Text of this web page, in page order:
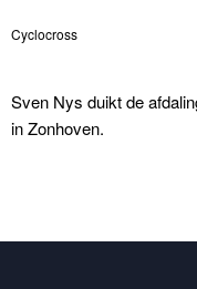
Cyclocross
Sven Nys duikt de
in Zonhoven.